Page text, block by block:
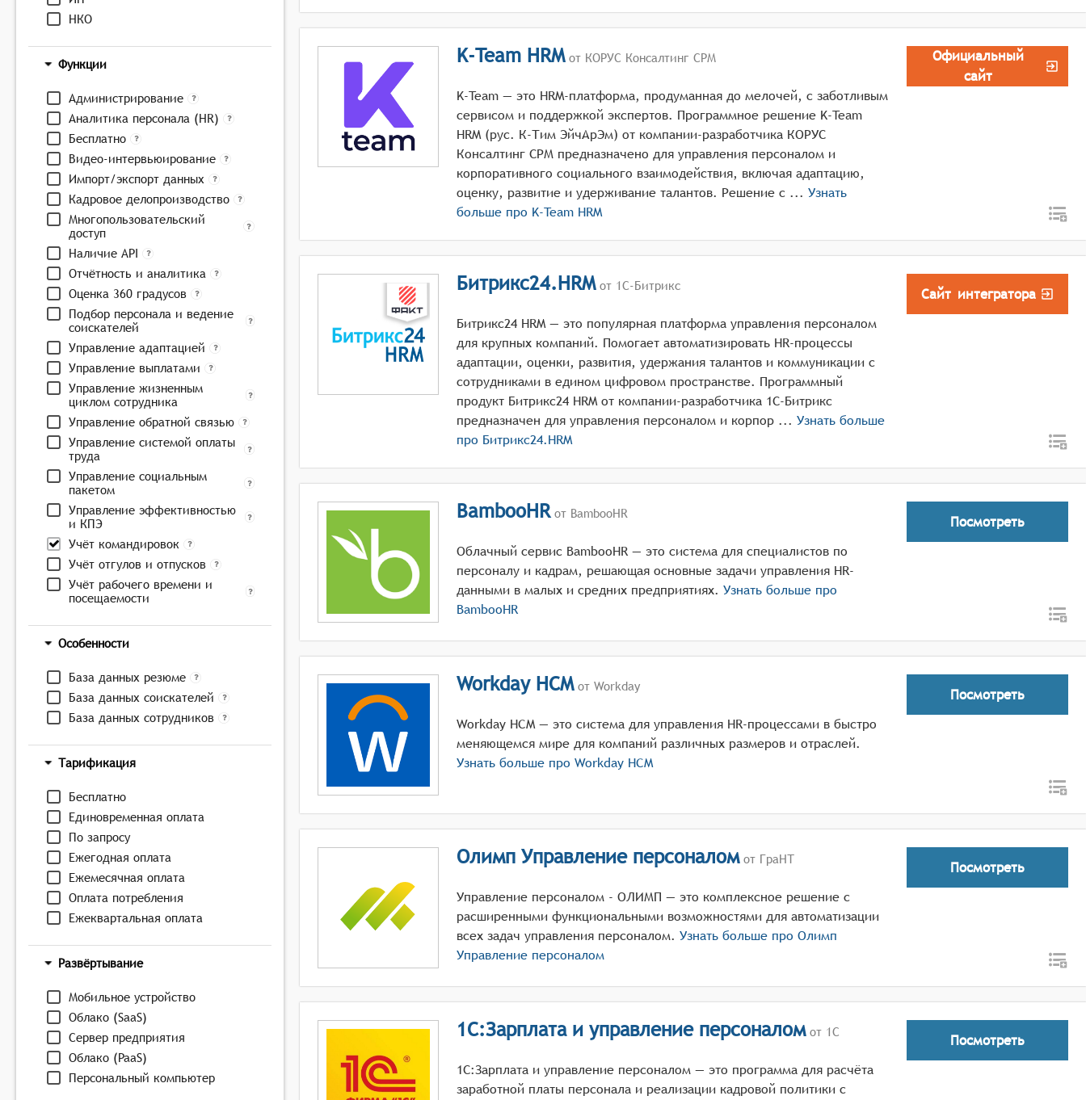
НКО
Функции
Администрирование
Аналитика персонала (HR)
Бесплатно
Видео-интервьюирование
Импорт/экспорт данных
Кадровое делопроизводство
Многопользовательский
доступ
Наличие API
Отчётность и аналитика
Оценка 360 градусов
Подбор персонала и ведение
соискателей
Управление адаптацией
Управление выплатами
Управление жизненным
циклом сотрудника
Управление обратной связью
Управление системой оплаты
труда
Управление социальным
пакетом
Управление эффективностью
и КПЭ
Учёт командировок
Учёт отгулов и отпусков
Учёт рабочего времени и
посещаемости
Особенности
База данных резюме
База данных соискателей
База данных сотрудников
Тарификация
Бесплатно
Единовременная оплата
По запросу
Ежегодная оплата
Ежемесячная оплата
Оплата потребления
Ежеквартальная оплата
Развёртывание
Мобильное устройство
Облако (SaaS)
Сервер предприятия
Облако (PaaS)
Персональный компьютер
K-Team HRMот КОРУС Консалтинг СРМ
K-Team — это HRM-платформа, продуманная до мелочей, c заботливым
сервисом и поддержкой экспертов. Программное решение K-Team
HRM (рус. К-Тим ЭйчАрЭм) от компании-разработчика КОРУС
Консалтинг СРМ предназначено для управления персоналом и
корпоративного социального взаимодействия, включая адаптацию,
оценку, развитие и удерживание талантов. Решение с ... Узнать
больше про K-Team HRM
Официальный
сайт
Битрикс24.HRMот 1С-Битрикс
Битрикс24 HRM — это популярная платформа управления персоналом
для крупных компаний. Помогает автоматизировать HR-процессы
адаптации, оценки, развития, удержания талантов и коммуникации с
сотрудниками в едином цифровом пространстве. Программный
продукт Битрикс24 HRM от компании-разработчика 1С-Битрикс
предназначен для управления персоналом и корпор ... Узнать больше
про Битрикс24.HRM
Сайт интегратора
BambooHRот BambooHR
Облачный сервис BambooHR — это система для специалистов по
персоналу и кадрам, решающая основные задачи управления HR-
данными в малых и средних предприятиях. Узнать больше про
BambooHR
Посмотреть
Workday HCMот Workday
Workday HCM — это система для управления HR-процессами в быстро
меняющемся мире для компаний различных размеров и отраслей.
Узнать больше про Workday HCM
Посмотреть
Олимп Управление персоналомот ГраНТ
Управление персоналом - ОЛИМП — это комплексное решение с
расширенными функциональными возможностями для автоматизации
всех задач управления персоналом. Узнать больше про Олимп
Управление персоналом
Посмотреть
1С:Зарплата и управление персоналомот 1С
1С:Зарплата и управление персоналом — это программа для расчёта
заработной платы персонала и реализации кадровой политики с
Посмотреть